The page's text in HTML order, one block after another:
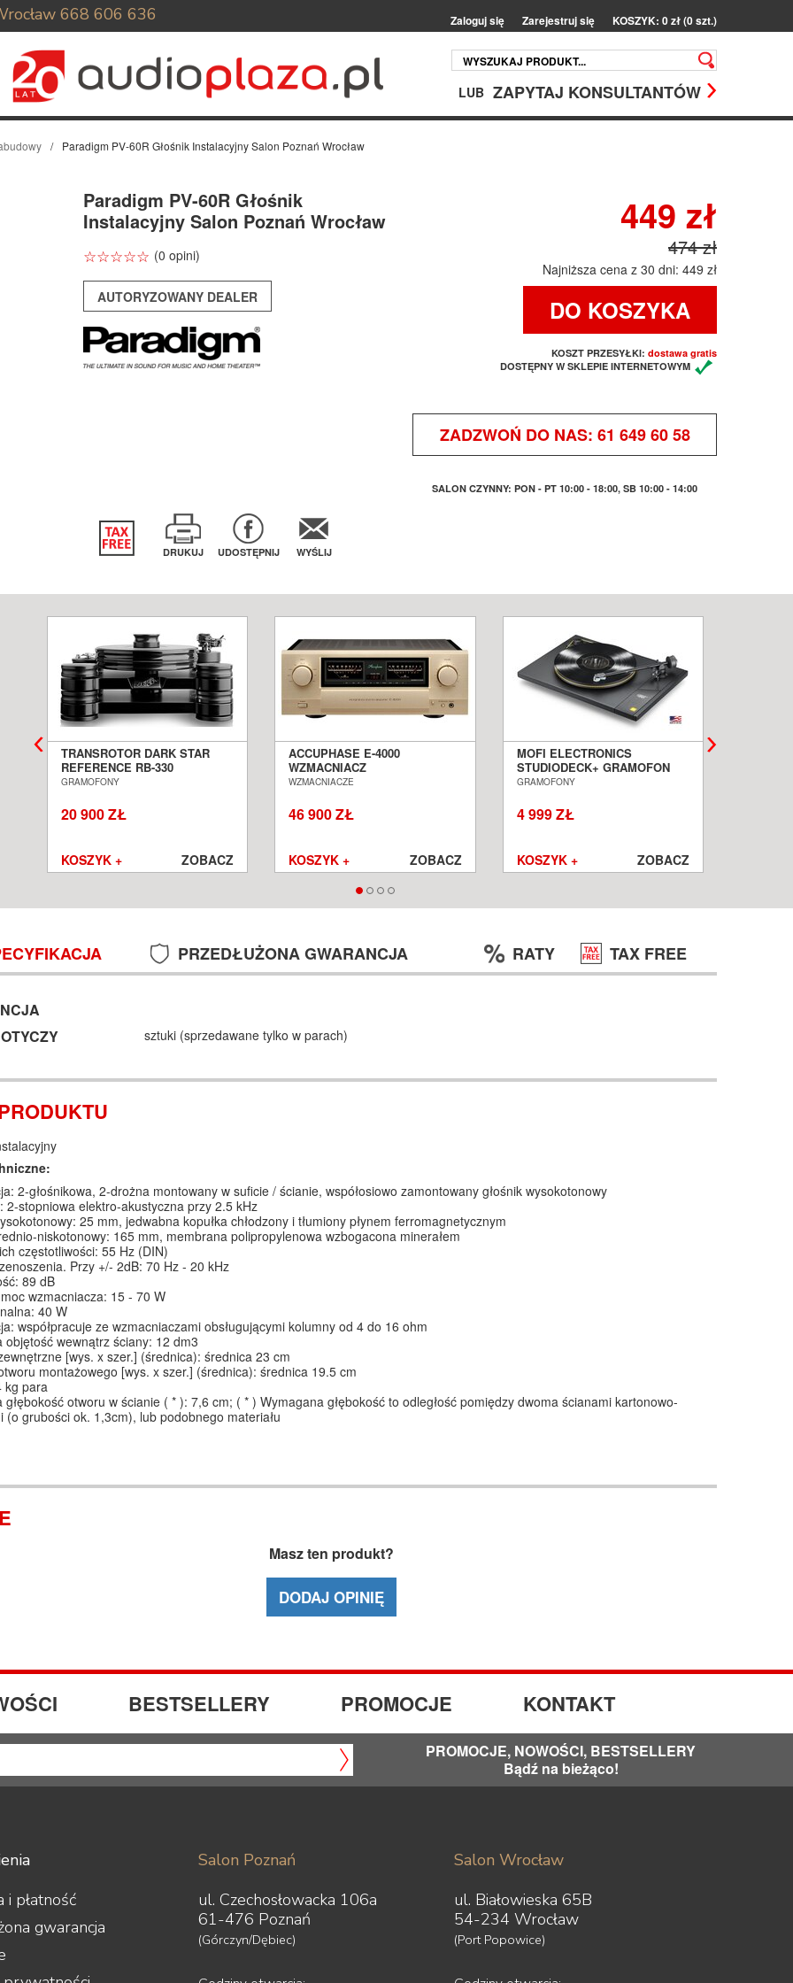
668 606 636 Zaloguj się Zarejestruj się KOSZYK: 0 zł (0 szt.)
LUB ZAPYTAJ KONSULTANTÓW
Paradigm PV-60R Głośnik Instalacyjny Salon Poznań Wrocław
Paradigm PV-60R Głośnik
Instalacyjny Salon Poznań Wrocław
☆☆☆☆☆
★★★★★ (0 opini)
AUTORYZOWANY DEALER
449 zł
474 zł
Najniższa cena z 30 dni: 449 zł
DO KOSZYKA
KOSZT PRZESYŁKI: dostawa gratis
DOSTĘPNY W SKLEPIE INTERNETOWYM
ZADZWOŃ DO NAS: 61 649 60 58
SALON CZYNNY: PON - PT 10:00 - 18:00, SB 10:00 - 14:00
DRUKUJ UDOSTĘPNIJ WYŚLIJ
TRANSROTOR DARK STAR
REFERENCE RB-330
GRAMOFON ANALOGOWY
GRAMOFONY
20 900 ZŁ
KOSZYK + ZOBACZ
ACCUPHASE E-4000
WZMACNIACZ
ZINTEGROWANY SALON
WZMACNIACZE
46 900 ZŁ
KOSZYK + ZOBACZ
MOFI ELECTRONICS
STUDIODECK+ GRAMOFON
SALON POZNAŃ WROCŁAW
GRAMOFONY
4 999 ZŁ
KOSZYK + ZOBACZ
PRZEDŁUŻONA GWARANCJA RATY TAX FREE
sztuki (sprzedawane tylko w parach)
2-głośnikowa, 2-drożna montowany w suficie / ścianie, współosiowo zamontowany głośnik wysokotonowy
2-stopniowa elektro-akustyczna przy 2.5 kHz
25 mm, jedwabna kopułka chłodzony i tłumiony płynem ferromagnetycznym
niskotonowy: 165 mm, membrana polipropylenowa wzbogacona minerałem
częstotliwości: 55 Hz (DIN)
Przy +/- 2dB: 70 Hz - 20 kHz
89 dB
wzmacniacza: 15 - 70 W
40 W
współpracuje ze wzmacniaczami obsługującymi kolumny od 4 do 16 ohm
objętość wewnątrz ściany: 12 dm3
[wys. x szer.] (średnica): średnica 23 cm
montażowego [wys. x szer.] (średnica): średnica 19.5 cm
kg para
głębokość otworu w ścianie ( * ): 7,6 cm; ( * ) Wymagana głębokość to odległość pomiędzy dwoma ścianami kartonowo-
(o grubości ok. 1,3cm), lub podobnego materiału
Masz ten produkt?
DODAJ OPINIĘ
BESTSELLERY PROMOCJE KONTAKT
PROMOCJE, NOWOŚCI, BESTSELLERY
Bądź na bieżąco!
i płatność
gwarancja
Salon Poznań
ul. Czechosłowacka 106a
61-476 Poznań
(Górczyn/Dębiec)
Salon Wrocław
ul. Białowieska 65B
54-234 Wrocław
(Port Popowice)